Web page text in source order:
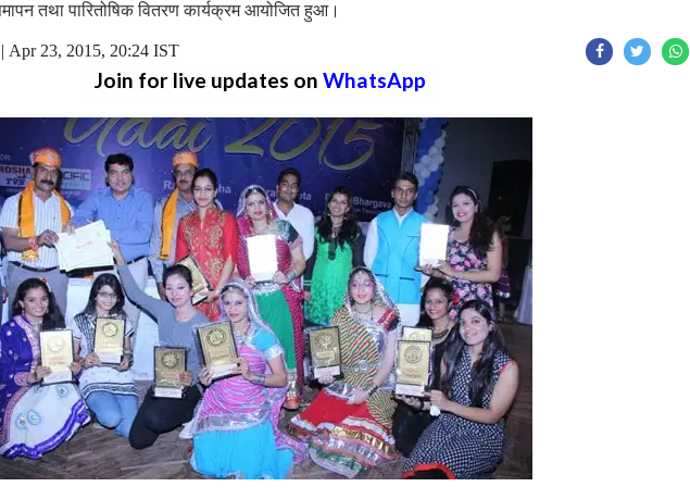
तथा पारितोषिक वितरण कार्यक्रम आयोजित हुआ।
| Apr 23, 2015, 20:24 IST
Join for live updates on WhatsApp